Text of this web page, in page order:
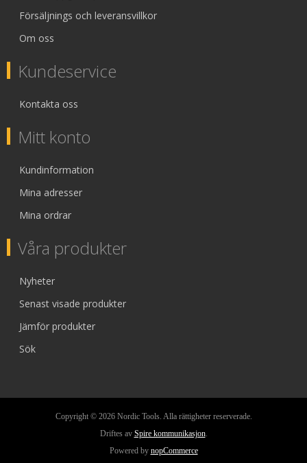
Försäljnings och leveransvillkor
Om oss
Kundeservice
Kontakta oss
Mitt konto
Kundinformation
Mina adresser
Mina ordrar
Våra produkter
Nyheter
Senast visade produkter
Jämför produkter
Sök
Copyright © 2026 Nordic Tools. Alla rättigheter reserverade.
Driftes av Spire kommunikasjon.
Powered by nopCommerce